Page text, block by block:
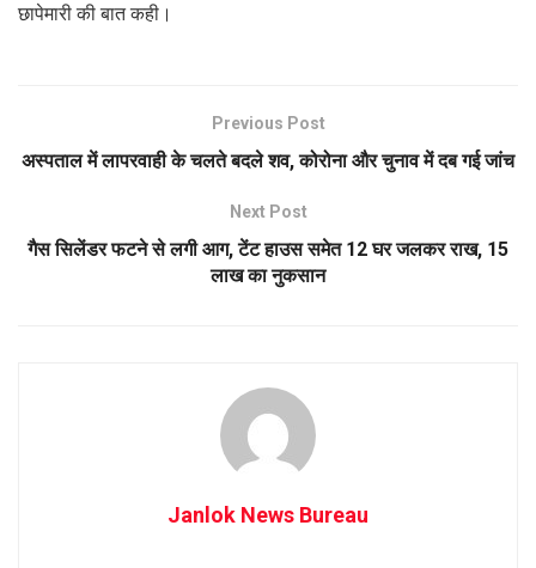
छापेमारी की बात कही।
Previous Post
अस्पताल में लापरवाही के चलते बदले शव, कोरोना और चुनाव में दब गई जांच
Next Post
गैस सिलेंडर फटने से लगी आग, टेंट हाउस समेत 12 घर जलकर राख, 15
लाख का नुकसान
Janlok News Bureau